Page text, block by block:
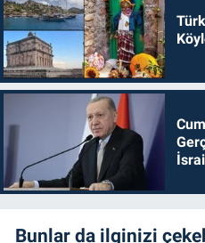
Bunlar da ilginizi